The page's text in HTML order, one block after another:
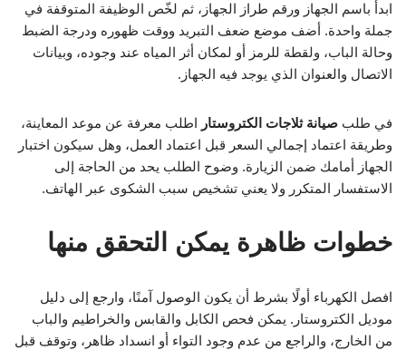
ابدأ باسم الجهاز ورقم طراز الجهاز، ثم لخّص الوظيفة المتوقفة في
جملة واحدة. أضف موضع ضعف التبريد ووقت ظهوره ودرجة الضبط
وحالة الباب، ولقطة للرمز أو لمكان أثر المياه عند وجوده، وبيانات
الاتصال والعنوان الذي يوجد فيه الجهاز.
في طلب صيانة ثلاجات الكتروستار اطلب معرفة عن موعد المعاينة،
وطريقة اعتماد إجمالي السعر قبل اعتماد العمل، وهل سيكون اختبار
الجهاز أمامك ضمن الزيارة. وضوح الطلب يحد من الحاجة إلى
الاستفسار المتكرر ولا يعني تشخيص سبب الشكوى عبر الهاتف.
خطوات ظاهرة يمكن التحقق منها
افصل الكهرباء أولًا بشرط أن يكون الوصول آمنًا، وارجع إلى دليل
موديل الكتروستار. يمكن فحص الكابل والقابس والخراطيم والباب
من الخارج، والراجع من عدم وجود التواء أو انسداد ظاهر، وتوقف قبل